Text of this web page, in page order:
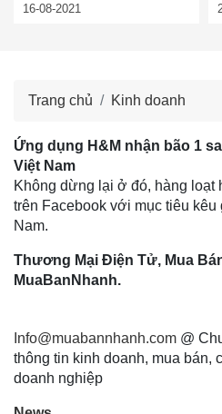
16-08-2021
Trang chủ Kinh doanh
Ứng dụng H&M nhận bão 1
Việt Nam
Không dừng lại ở đó, hàng loạt
trên Facebook với mục tiêu
Nam.
Thương Mại Điện Tử, Mua
MuaBanNhanh.
Info@muabannhanh.com @
thông tin kinh doanh, mua bán,
doanh nghiệp